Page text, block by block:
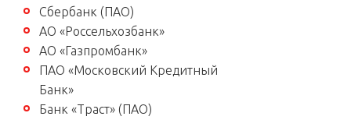
Сбербанк (ПАО)
АО «Россельхозбанк»
АО «Газпромбанк»
ПАО «Московский Кредитный
Банк»
Банк «Траст» (ПАО)